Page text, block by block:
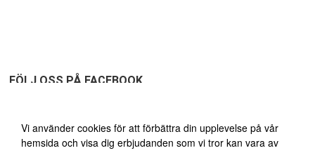
Vi använder cookies för att förbättra din upplevelse på vår
hemsida och visa dig erbjudanden som vi tror kan vara av
FÖLJ OSS PÅ FACEBOOK